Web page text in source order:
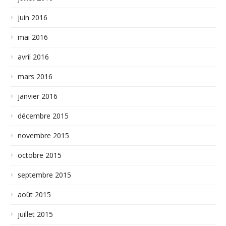
juin 2016
mai 2016
avril 2016
mars 2016
janvier 2016
décembre 2015
novembre 2015
octobre 2015
septembre 2015
août 2015
juillet 2015